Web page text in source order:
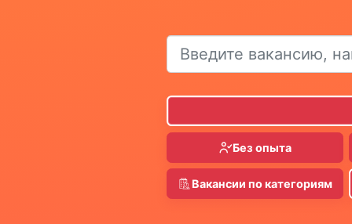
Без опыта
Вакансии по категориям